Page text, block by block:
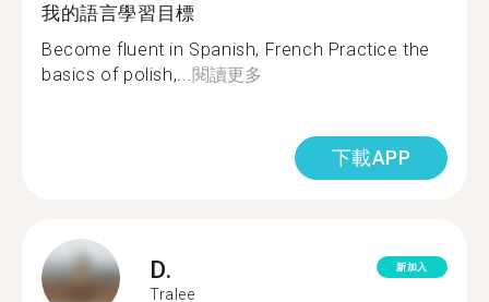
我的語言學習目標
Become fluent in Spanish, French Practice the
basics of polish,... 閱讀更多
下載APP
D.
Tralee
新加入